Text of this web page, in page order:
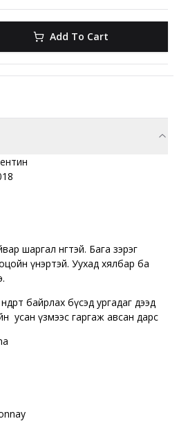
Add To Cart
шаргал өнгөтэй. Бага зэрэг
үнэртэй. Уухад хялбар ба
байрлах бүсэд ургадаг дээд
усан үзмээс гаргаж авсан дарс